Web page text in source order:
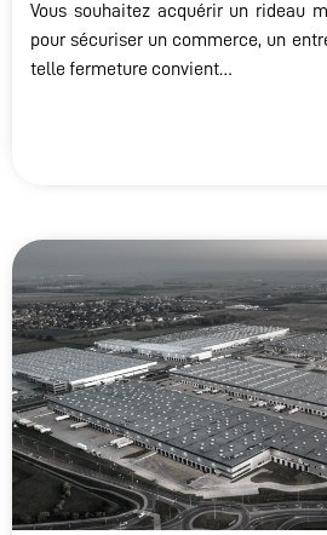
Vous souhaitez acquérir un rideau
pour sécuriser un commerce, un
telle fermeture convient…